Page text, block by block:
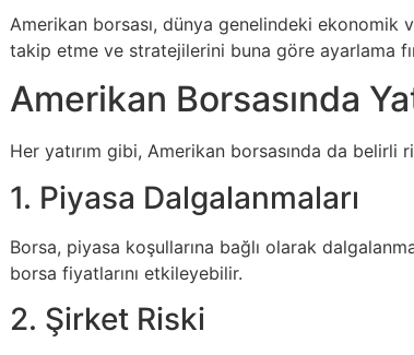
Amerikan borsası, dünya genelindeki ekonomik
takip etme ve stratejilerini buna göre ayarlama
Amerikan Borsasında
Her yatırım gibi, Amerikan borsasında da belirli
1. Piyasa Dalgalanmaları
Borsa, piyasa koşullarına bağlı olarak
borsa fiyatlarını etkileyebilir.
2. Şirket Riski